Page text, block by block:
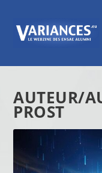
AUTEUR/
PROST